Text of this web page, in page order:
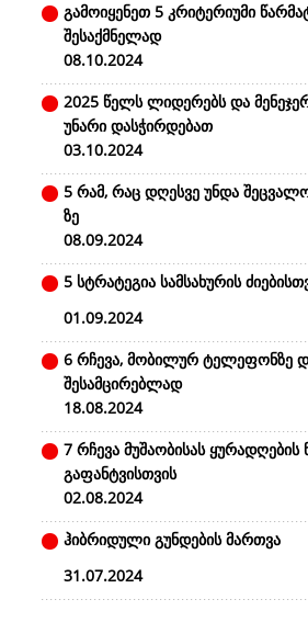
გამოიყენეთ 5 კრიტერიუმი
შესაქმნელად
08.10.2024
2025 წელს ლიდერებს და
უნარი დასჭირდებათ
03.10.2024
5 რამ, რაც დღესვე უნდა
ზე
08.09.2024
5 სტრატეგია სამსახურის
01.09.2024
6 რჩევა, მობილურ ტელეფონზე
შესამცირებლად
18.08.2024
7 რჩევა მუშაობისას
გაფანტვისთვის
02.08.2024
ჰიბრიდული გუნდების მართვა
31.07.2024